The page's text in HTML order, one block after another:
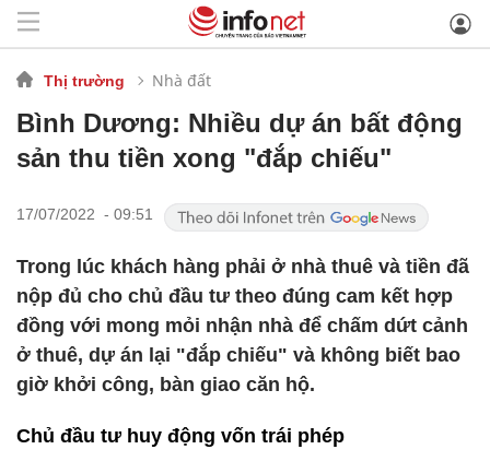
Thị trường Nhà đất
Bình Dương: Nhiều dự án bất động
sản thu tiền xong "đắp chiếu"
17/07/2022 - 09:51
Trong lúc khách hàng phải ở nhà thuê và tiền đã
nộp đủ cho chủ đầu tư theo đúng cam kết hợp
đồng với mong mỏi nhận nhà để chấm dứt cảnh
ở thuê, dự án lại "đắp chiếu" và không biết bao
giờ khởi công, bàn giao căn hộ.
Chủ đầu tư huy động vốn trái phép